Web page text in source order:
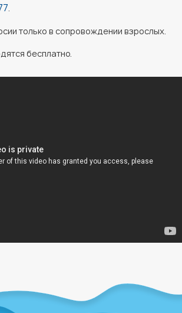
только в сопровождении взрослых.
бесплатно.